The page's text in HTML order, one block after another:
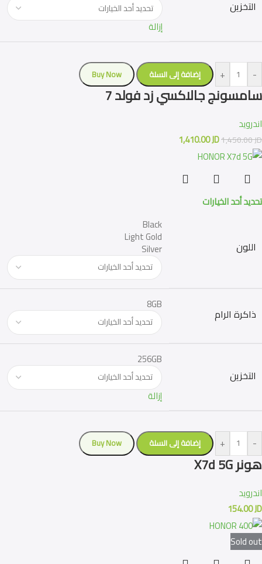
التخزين
إزالة
-
+ إضافة إلى السلة Buy Now
سامسونج جالاكسي زد فولد 7
اندرويد
1,450.00JD
1,410.00JD
تحديد أحد الخيارات
اللون
Black
Light Gold
Silver
ذاكرة الرام
8GB
التخزين
256GB
إزالة
-
+ إضافة إلى السلة Buy Now
هونر X7d 5G
اندرويد
154.00JD
Sold out